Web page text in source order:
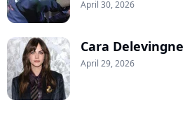
April 30, 2026
Cara
April 29, 2026